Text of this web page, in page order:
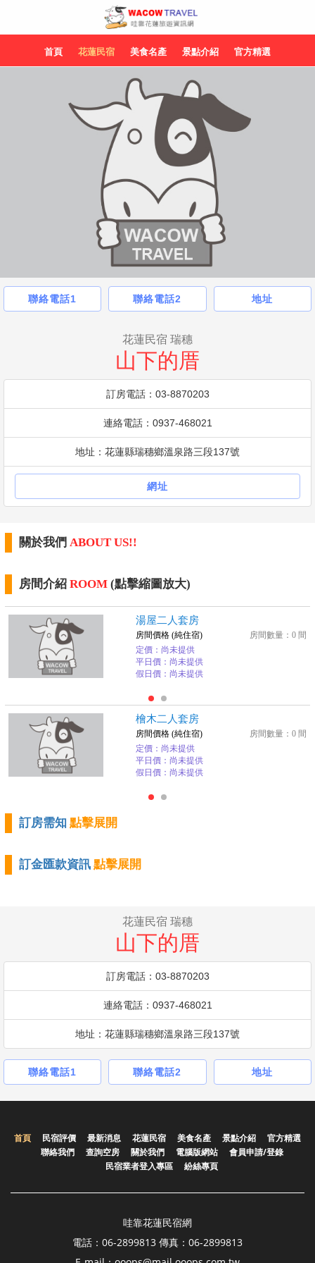
首頁 花蓮民宿 美食名產 景點介紹 官方精選
聯絡電話1 聯絡電話2 地址
花蓮民宿 瑞穗
山下的厝
訂房電話：03-8870203
連絡電話：0937-468021
地址：花蓮縣瑞穗鄉溫泉路三段137號
網址
關於我們 ABOUT US!!
房間介紹 ROOM (點擊縮圖放大)
湯屋二人套房
房間數量：0 間
房間價格 (純住宿)
定價：尚未提供
平日價：尚未提供
假日價：尚未提供
檜木二人套房
房間數量：0 間
房間價格 (純住宿)
定價：尚未提供
平日價：尚未提供
假日價：尚未提供
訂房需知 點擊展開
訂金匯款資訊 點擊展開
花蓮民宿 瑞穗
山下的厝
訂房電話：03-8870203
連絡電話：0937-468021
地址：花蓮縣瑞穗鄉溫泉路三段137號
聯絡電話1 聯絡電話2 地址
首頁 民宿評價 最新消息 花蓮民宿 美食名產 景點介紹
官方精選
聯絡我們
查詢空房 關於我們 電腦版網站
會員申請/登錄
民宿業者登入專區
紛絲專頁
哇靠花蓮民宿網
電話：06-2899813 傳真：06-2899813